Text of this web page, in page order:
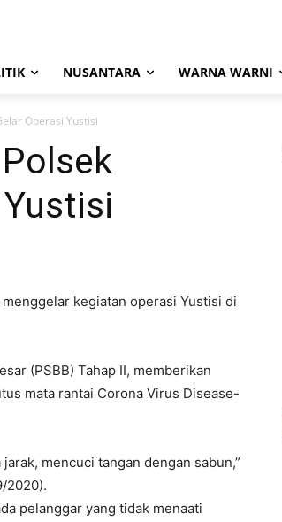
NUSANTARA WARNA WARNI
Operasi Yustisi
kegiatan operasi Yustisi di
(PSBB) Tahap II, memberikan
mata rantai Corona Virus Disease-
mencuci tangan dengan sabun,”
2020).
pelanggar yang tidak menaati